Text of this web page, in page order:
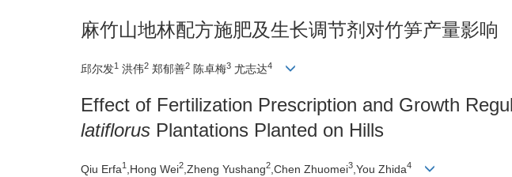
麻竹山地林配方施肥及生长调节剂对竹笋产量影响
邱尔发1 洪伟2 郑郁善2 陈卓梅3 尤志达4
Effect of Fertilization Prescription and Growth
latiflorus Plantations Planted on Hills
Qiu Erfa1 ,Hong Wei2 ,Zheng Yushang2 ,Chen Zhuomei3 ,You Zhida4